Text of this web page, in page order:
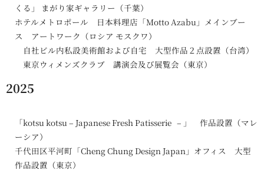
くる」 まがり家ギャラリー（千葉）
ホテルメトロポール 日本料理店「Motto Azabu」メインブー
ス アートワーク（ロシア モスクワ）
自社ビル内私設美術館および自宅 大型作品２点設置（台湾）
東京ウィメンズクラブ 講演会及び展覧会（東京）
2025
「kotsu kotsu – Japanese Fresh Patisserie – 」 作品設置（マレ
ーシア）
千代田区平河町「Cheng Chung Design Japan」オフィス 大型
作品設置（東京）